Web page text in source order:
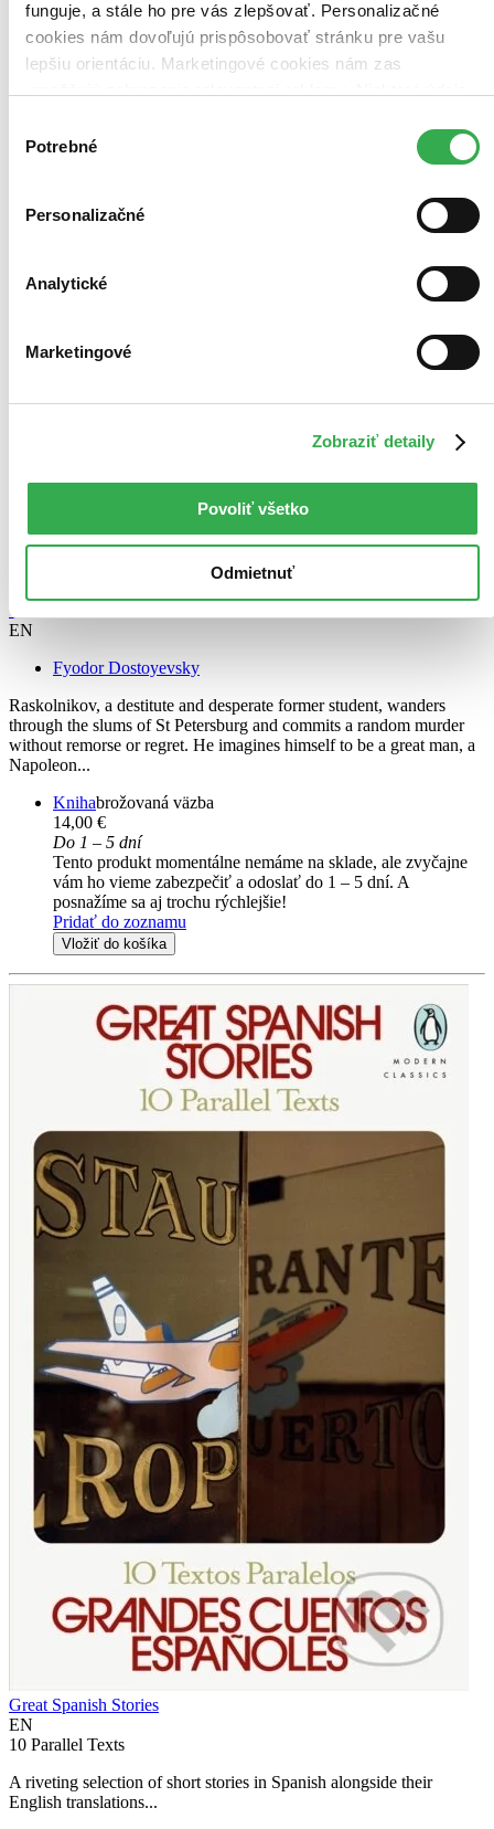
funguje, a stále ho pre vás zlepšovať. Personalizačné
cookies nám dovoľujú prispôsobovať stránku pre vašu
lepšiu orientáciu. Marketingové cookies nám zas
keby sme mohli používať všetky tieto cookies. Ďakujeme!
súhlasu
Potrebné
Personalizačné
Analytické
Marketingové
Zobraziť detaily
Povoliť všetko
Odmietnuť
Crime and Punishment
EN
Fyodor Dostoyevsky
Raskolnikov, a destitute and desperate former student, wanders
through the slums of St Petersburg and commits a random murder
without remorse or regret. He imagines himself to be a great man, a
Napoleon...
Knihabrožovaná väzba
14,00 €
Do 1 – 5 dní
Tento produkt momentálne nemáme na sklade, ale zvyčajne
vám ho vieme zabezpečiť a odoslať do 1 – 5 dní. A
posnažíme sa aj trochu rýchlejšie!
Pridať do zoznamu
Vložiť do košíka
Great Spanish Stories
EN
10 Parallel Texts
A riveting selection of short stories in Spanish alongside their
English translations...